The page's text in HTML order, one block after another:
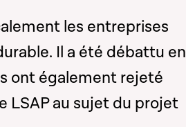
les entreprises
Il a été débattu en
ont également rejeté
LSAP au sujet du projet